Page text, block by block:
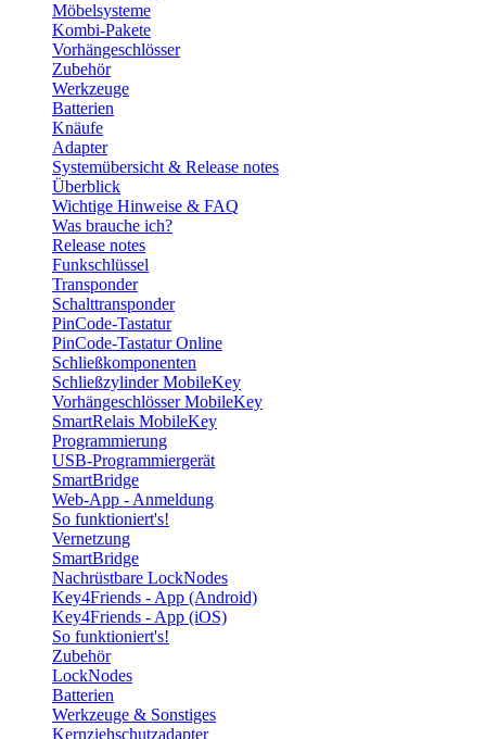
Möbelsysteme
Kombi-Pakete
Vorhängeschlösser
Zubehör
Werkzeuge
Batterien
Knäufe
Adapter
Systemübersicht & Release notes
Überblick
Wichtige Hinweise & FAQ
Was brauche ich?
Release notes
Funkschlüssel
Transponder
Schalttransponder
PinCode-Tastatur
PinCode-Tastatur Online
Schließkomponenten
Schließzylinder MobileKey
Vorhängeschlösser MobileKey
SmartRelais MobileKey
Programmierung
USB-Programmiergerät
SmartBridge
Web-App - Anmeldung
So funktioniert's!
Vernetzung
SmartBridge
Nachrüstbare LockNodes
Key4Friends - App (Android)
Key4Friends - App (iOS)
So funktioniert's!
Zubehör
LockNodes
Batterien
Werkzeuge & Sonstiges
Kernziehschutzadapter